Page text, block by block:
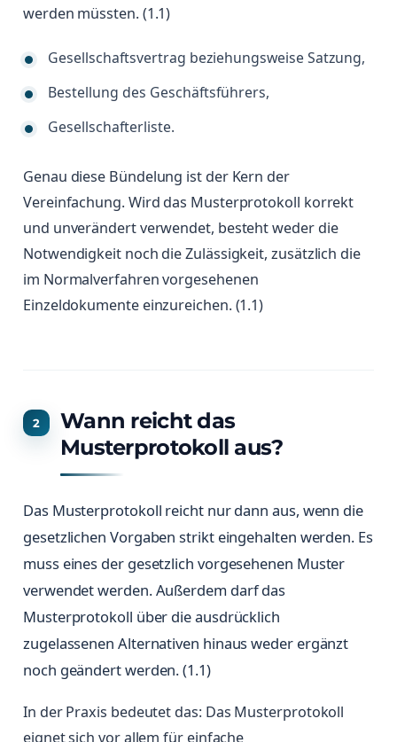
werden müssten. (1.1)
Gesellschaftsvertrag beziehungsweise Satzung,
Bestellung des Geschäftsführers,
Gesellschafterliste.
Genau diese Bündelung ist der Kern der
Vereinfachung. Wird das Musterprotokoll korrekt
und unverändert verwendet, besteht weder die
Notwendigkeit noch die Zulässigkeit, zusätzlich die
im Normalverfahren vorgesehenen
Einzeldokumente einzureichen. (1.1)
Wann reicht das
Musterprotokoll aus?
Das Musterprotokoll reicht nur dann aus, wenn die
gesetzlichen Vorgaben strikt eingehalten werden. Es
muss eines der gesetzlich vorgesehenen Muster
verwendet werden. Außerdem darf das
Musterprotokoll über die ausdrücklich
zugelassenen Alternativen hinaus weder ergänzt
noch geändert werden. (1.1)
In der Praxis bedeutet das: Das Musterprotokoll
eignet sich vor allem für einfache